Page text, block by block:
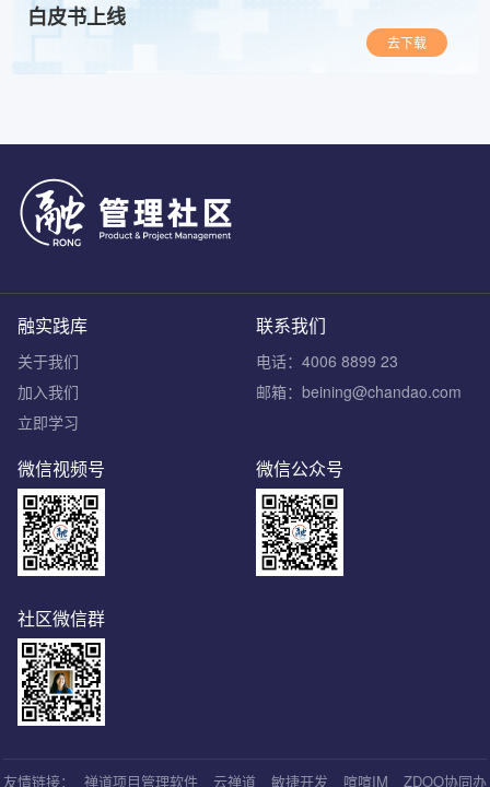
白皮书上线
去下载
联系我们
电话：4006 8899 23
邮箱：beining@chandao.com
融实践库
关于我们
加入我们
立即学习
微信公众号
微信视频号
社区微信群
友情链接： 禅道项目管理软件 云禅道 敏捷开发 喧喧IM ZDOO协同办